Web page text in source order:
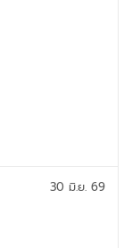
30 มิ.ย. 69